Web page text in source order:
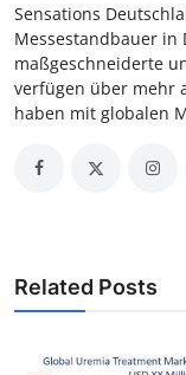
Sensations
Messestandbauer
maßgeschneiderte
verfügen über mehr
haben mit globalen
Related Posts